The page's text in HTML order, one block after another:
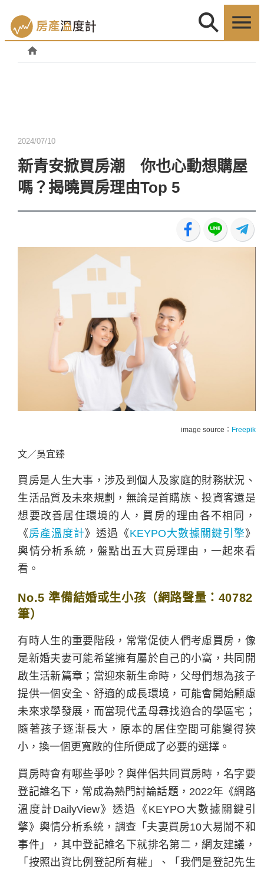
2024/07/10
新青安掀買房潮 你也心動想購屋
嗎？揭曉買房理由Top 5
image source： Freepik
文／吳宜臻
買房是人生大事，涉及到個人及家庭的財務狀況、
生活品質及未來規劃，無論是首購族、投資客還是
想要改善居住環境的人，買房的理由各不相同，
《房產溫度計》透過《KEYPO大數據關鍵引擎》
輿情分析系統，盤點出五大買房理由，一起來看
看。
No.5 準備結婚或生小孩（網路聲量：40782
筆）
有時人生的重要階段，常常促使人們考慮買房，像
是新婚夫妻可能希望擁有屬於自己的小窩，共同開
啟生活新篇章；當迎來新生命時，父母們想為孩子
提供一個安全、舒適的成長環境，可能會開始顧慮
未來求學發展，而當現代孟母尋找適合的學區宅；
隨著孩子逐漸長大，原本的居住空間可能變得狹
小，換一個更寬敞的住所便成了必要的選擇。
買房時會有哪些爭吵？與伴侶共同買房時，名字要
登記誰名下，常成為熱門討論話題，2022年《網路
溫度計DailyView》透過《KEYPO大數據關鍵引
擎》輿情分析系統，調查「夫妻買房10大易鬧不和
事件」，其中登記誰名下就排名第二，網友建議，
「按照出資比例登記所有權」、「我們是登記先生